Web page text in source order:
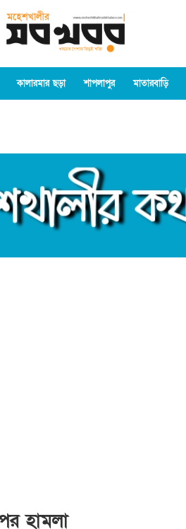
কালারমার ছড়া শাপলাপুর মাতারবাড়ি
হামলা